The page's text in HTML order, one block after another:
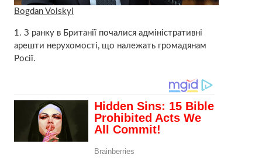
Bogdan Volskyi
1. З ранку в Британії почалися адміністративні
арешти нерухомості, що належать громадянам
Росії.